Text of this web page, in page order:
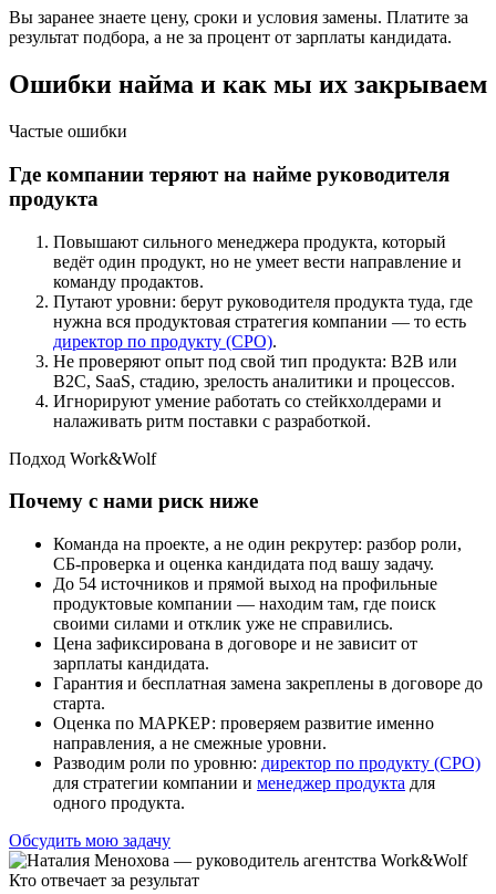
Вы заранее знаете цену, сроки и условия замены. Платите за
результат подбора, а не за процент от зарплаты кандидата.
Ошибки найма и как мы их закрываем
Частые ошибки
Где компании теряют на найме руководителя
продукта
Повышают сильного менеджера продукта, который
ведёт один продукт, но не умеет вести направление и
команду продактов.
Путают уровни: берут руководителя продукта туда, где
нужна вся продуктовая стратегия компании — то есть
директор по продукту (CPO).
Не проверяют опыт под свой тип продукта: B2B или
B2C, SaaS, стадию, зрелость аналитики и процессов.
Игнорируют умение работать со стейкхолдерами и
налаживать ритм поставки с разработкой.
Подход Work&Wolf
Почему с нами риск ниже
Команда на проекте, а не один рекрутер: разбор роли,
СБ-проверка и оценка кандидата под вашу задачу.
До 54 источников и прямой выход на профильные
продуктовые компании — находим там, где поиск
своими силами и отклик уже не справились.
Цена зафиксирована в договоре и не зависит от
зарплаты кандидата.
Гарантия и бесплатная замена закреплены в договоре до
старта.
Оценка по МАРКЕР: проверяем развитие именно
направления, а не смежные уровни.
Разводим роли по уровню: директор по продукту (CPO)
для стратегии компании и менеджер продукта для
одного продукта.
Обсудить мою задачу
Кто отвечает за результат